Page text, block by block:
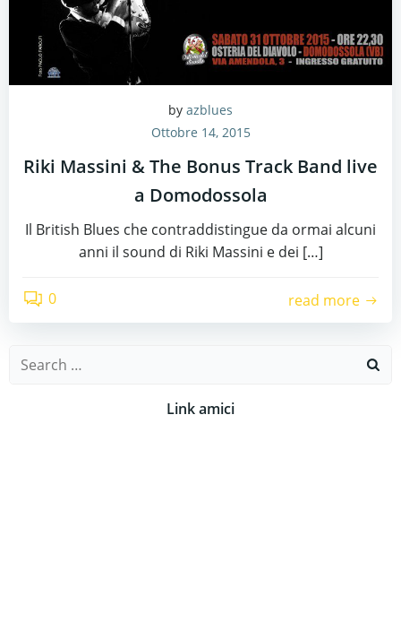
by azblues
Ottobre 14, 2015
Riki Massini & The Bonus Track Band live
a Domodossola
Il British Blues che contraddistingue da ormai alcuni
anni il sound di Riki Massini e dei […]
0 read more
Search
Link amici